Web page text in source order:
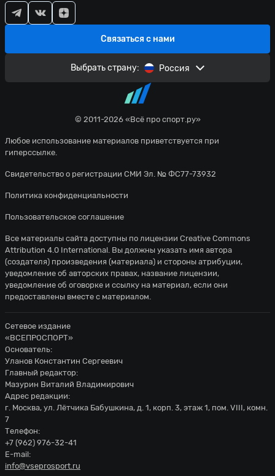
© 2011-2026 «Всё про спорт.ру»
Любое использование материалов приветствуется при
гиперссылке.
Свидетельство о регистрации СМИ Эл. № ФС77-73932
Политика конфиденциальности
Пользовательское соглашение
Связаться с нами
Выбрать страну: Россия
Все материалы сайта доступны по лицензии Creative Commons
Attribution 4.0 International. Вы должны указать имя автора
(создателя) произведения (материала) и стороны атрибуции,
уведомление об авторских правах, название лицензии,
уведомление об оговорке и ссылку на материал, если они
предоставлены вместе с материалом.
Сетевое издание
«ВСЕПРОСПОРТ»
Основатель:
Уланов Константин Сергеевич
Главный редактор:
Мазурин Виталий Владимирович
Адрес редакции:
г. Москва, ул. Лётчика Бабушкина, д. 1, корп. 3, этаж 1, пом. VIII, комн.
7
Телефон:
+7 (962) 976-32-41
E-mail:
info@vseprosport.ru